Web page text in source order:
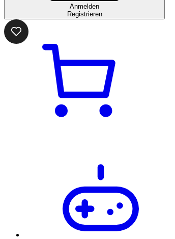
Anmelden
Registrieren